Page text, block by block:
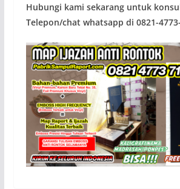
Hubungi kami sekarang untuk
Telepon/chat whatsapp di 0821-